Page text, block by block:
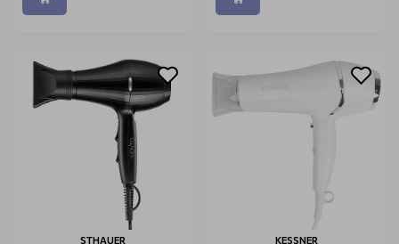
STHAUER KESSNER